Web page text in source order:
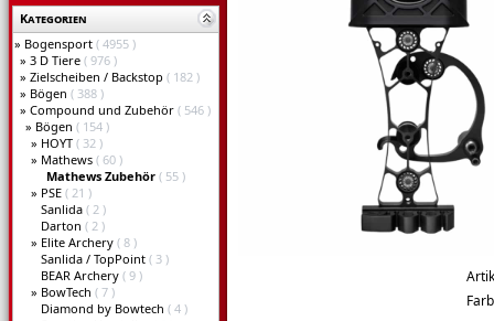
Kategorien
» Bogensport ( 4955 )
» 3 D Tiere ( 976 )
» Zielscheiben / Backstop ( 182 )
» Bögen ( 388 )
» Compound und Zubehör ( 546 )
» Bögen ( 154 )
» HOYT ( 32 )
» Mathews ( 60 )
Mathews Zubehör ( 55 )
» PSE ( 21 )
Sanlida ( 2 )
Darton ( 2 )
» Elite Archery ( 8 )
Sanlida / TopPoint ( 3 )
BEAR Archery ( 9 )
» BowTech ( 7 )
Diamond by Bowtech ( 4 )